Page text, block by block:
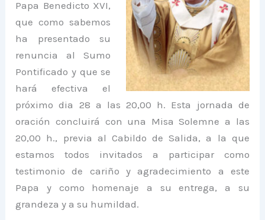
Papa Benedicto XVI,
que como sabemos
ha presentado su
renuncia al Sumo
Pontificado y que se
hará efectiva el
próximo dia 28 a las 20,00 h. Esta jornada de
oración concluirá con una Misa Solemne a las
20,00 h., previa al Cabildo de Salida, a la que
estamos todos invitados a participar como
testimonio de cariño y agradecimiento a este
Papa y como homenaje a su entrega, a su
grandeza y a su humildad.